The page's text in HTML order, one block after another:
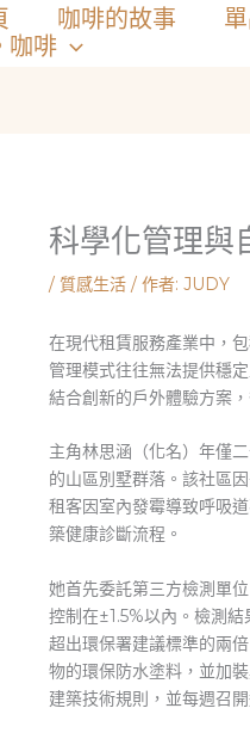
咖啡的故事
咖啡
科學化管理與
/質感生活 / 作者:JUDY
在現代租賃服務產業中，
管理模式往往無法提供穩
結合創新的戶外體驗方案
主角林思涵（化名）年僅
的山區別墅群落。該社區
租客因室內發霉導致呼吸
築健康診斷流程。
她首先委託第三方檢測單
控制在±1.5%以內。檢測
超出環保署建議標準的兩
物的環保防水塗料，並加
建築技術規則，並每週召